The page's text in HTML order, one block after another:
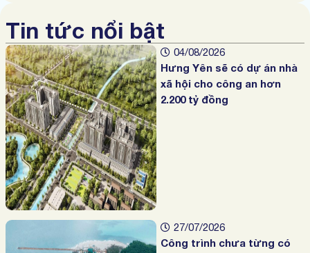
Tin tức nổi bật
04/08/2026
Hưng Yên sẽ có dự án nhà
xã hội cho công an hơn
2.200 tỷ đồng
27/07/2026
Công trình chưa từng có